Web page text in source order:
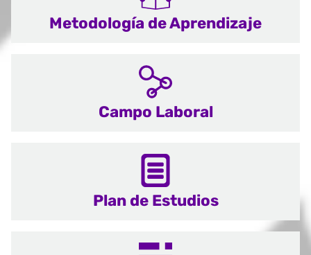
Metodología de Aprendizaje
Campo Laboral
Plan de Estudios